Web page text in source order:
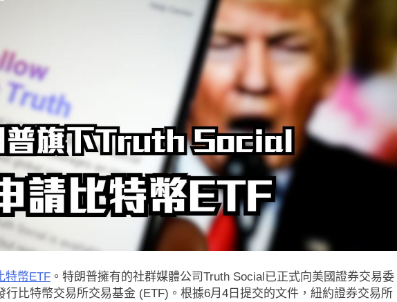
特幣ETF 。特朗普擁有的社群媒體公司Truth Social已正式向美國證券交易委
行比特幣交易所交易基金 (ETF)。根據6月4日提交的文件，紐約證券交易所